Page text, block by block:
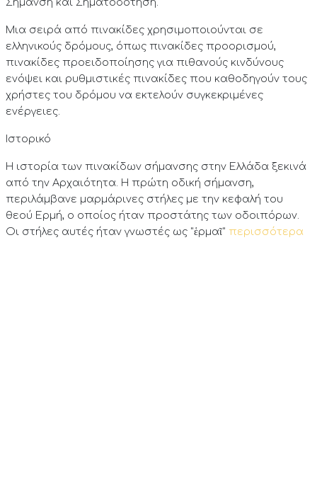
Σήμανση και Σηματοδότηση.
Μια σειρά από πινακίδες χρησιμοποιούνται σε
ελληνικούς δρόμους, όπως πινακίδες προορισμού,
πινακίδες προειδοποίησης για πιθανούς κινδύνους
ενόψει και ρυθμιστικές πινακίδες που καθοδηγούν τους
χρήστες του δρόμου να εκτελούν συγκεκριμένες
ενέργειες.
Ιστορικό
Η ιστορία των πινακίδων σήμανσης στην Ελλάδα ξεκινά
από την Αρχαιότητα. Η πρώτη οδική σήμανση,
περιλάμβανε μαρμάρινες στήλες με την κεφαλή του
θεού Ερμή, ο οποίος ήταν προστάτης των οδοιπόρων.
Οι στήλες αυτές ήταν γνωστές ως "ἑρμαῖ" περισσότερα